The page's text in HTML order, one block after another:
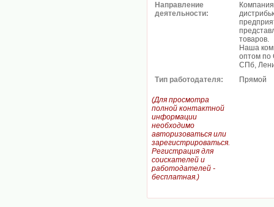
Направление
деятельности:
товаров.
Наша
оптом по
СПб,
Тип работодателя:
Прямой
(Для просмотра
полной контактной
информации
необходимо
авторизоваться или
зарегистрироваться.
Регистрация для
соискателей и
работодателей -
бесплатная.)